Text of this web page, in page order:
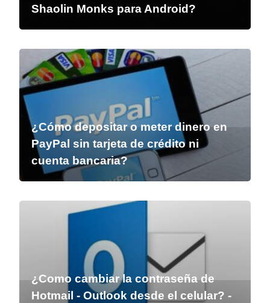
Shaolin Monks para Android?
¿Cómo depositar o meter dinero en
PayPal sin tarjeta de crédito ni
cuenta bancaria?
¿Como cambiar la contraseña de
Hotmail - Outlook desde el celular? -